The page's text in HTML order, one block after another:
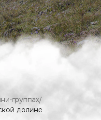
группах/
долине